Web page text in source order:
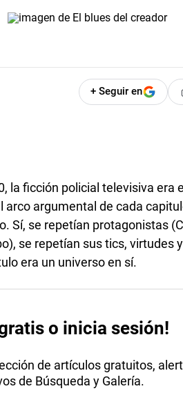
+ Seguir en
la ficción policial televisiva era
arco argumental de cada
Sí, se repetían protagonistas
se repetían sus tics, virtudes
era un universo en sí.
o inicia sesión!
de artículos gratuitos,
de Búsqueda y Galería.